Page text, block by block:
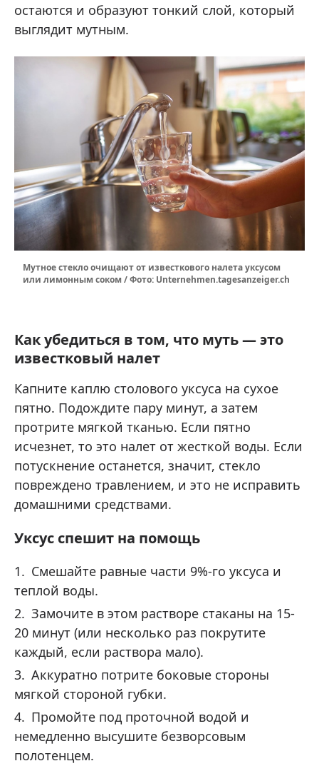
остаются и образуют тонкий слой, который
выглядит мутным.
Мутное стекло очищают от известкового налета уксусом
или лимонным соком / Фото: Unternehmen.tagesanzeiger.ch
Как убедиться в том, что муть — это
известковый налет
Капните каплю столового уксуса на сухое
пятно. Подождите пару минут, а затем
протрите мягкой тканью. Если пятно
исчезнет, ​​то это налет от жесткой воды. Если
потускнение останется, значит, стекло
повреждено травлением, и это не исправить
домашними средствами.
Уксус спешит на помощь
Смешайте равные части 9%-го уксуса и
теплой воды.
Замочите в этом растворе стаканы на 15-
20 минут (или несколько раз покрутите
каждый, если раствора мало).
Аккуратно потрите боковые стороны
мягкой стороной губки.
Промойте под проточной водой и
немедленно высушите безворсовым
полотенцем.